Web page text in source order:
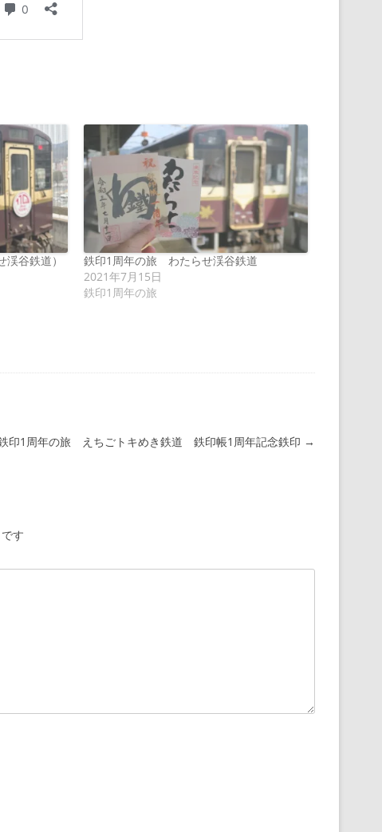
谷鉄道）
鉄印1周年の旅 わたらせ渓谷鉄道
2021年7月15日
鉄印1周年の旅
印1周年の旅 えちごトキめき鉄道 鉄印帳1周年記念鉄印 →
す